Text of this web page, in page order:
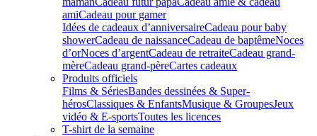
amiCadeau pour gamer
Idées de cadeaux d’anniversaireCadeau pour baby
showerCadeau de naissanceCadeau de baptêmeNoces
d’orNoces d’argentCadeau de retraiteCadeau grand-
mèreCadeau grand-pèreCartes cadeaux
Produits officiels
Films & SériesBandes dessinées & Super-
hérosClassiques & EnfantsMusique & GroupesJeux
vidéo & E-sportsToutes les licences
T-shirt de la semaine